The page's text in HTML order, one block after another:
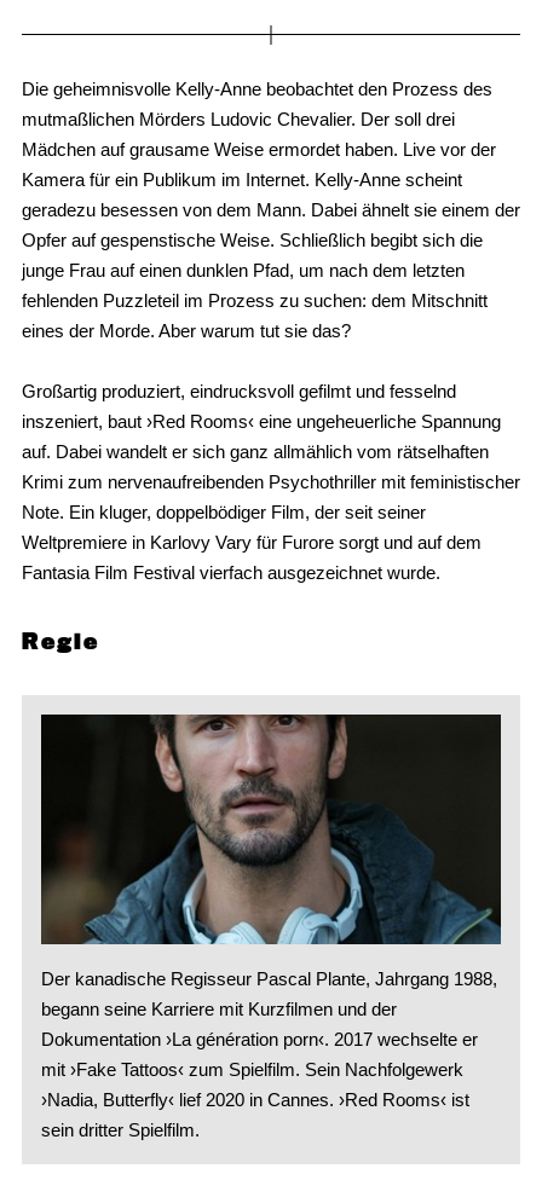
Die geheimnisvolle Kelly-Anne beobachtet den Prozess des
mutmaßlichen Mörders Ludovic Chevalier. Der soll drei
Mädchen auf grausame Weise ermordet haben. Live vor der
Kamera für ein Publikum im Internet. Kelly-Anne scheint
geradezu besessen von dem Mann. Dabei ähnelt sie einem der
Opfer auf gespenstische Weise. Schließlich begibt sich die
junge Frau auf einen dunklen Pfad, um nach dem letzten
fehlenden Puzzleteil im Prozess zu suchen: dem Mitschnitt
eines der Morde. Aber warum tut sie das?
Großartig produziert, eindrucksvoll gefilmt und fesselnd
inszeniert, baut ›Red Rooms‹ eine ungeheuerliche Spannung
auf. Dabei wandelt er sich ganz allmählich vom rätselhaften
Krimi zum nervenaufreibenden Psychothriller mit feministischer
Note. Ein kluger, doppelbödiger Film, der seit seiner
Weltpremiere in Karlovy Vary für Furore sorgt und auf dem
Fantasia Film Festival vierfach ausgezeichnet wurde.
Regie
Der kanadische Regisseur Pascal Plante, Jahrgang 1988,
begann seine Karriere mit Kurzfilmen und der
Dokumentation ›La génération porn‹. 2017 wechselte er
mit ›Fake Tattoos‹ zum Spielfilm. Sein Nachfolgewerk
›Nadia, Butterfly‹ lief 2020 in Cannes. ›Red Rooms‹ ist
sein dritter Spielfilm.